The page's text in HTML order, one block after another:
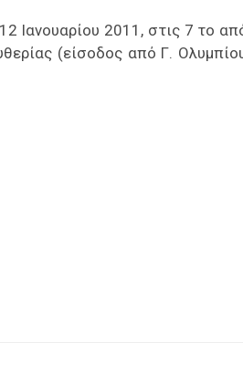
Ιανουαρίου 2011, στις 7 το
(είσοδος από Γ.